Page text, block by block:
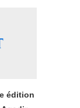
édition